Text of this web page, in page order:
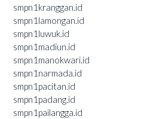
smpn1kranggan.id
smpn1lamongan.id
smpn1luwuk.id
smpn1madiun.id
smpn1manokwari.id
smpn1narmada.id
smpn1pacitan.id
smpn1padang.id
smpn1pailangga.id